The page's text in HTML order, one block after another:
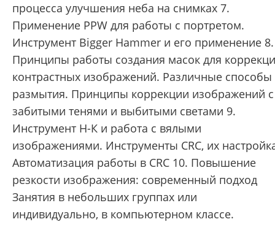
процесса улучшения неба на снимках 7.
Применение PPW для работы с портретом.
Инструмент Bigger Hammer и его применение 8.
Принципы работы создания масок для
контрастных изображений. Различные способы
размытия. Принципы коррекции изображений с
забитыми тенями и выбитыми светами 9.
Инструмент Н-К и работа с вялыми
изображениями. Инструменты CRC, их
Автоматизация работы в CRC 10. Повышение
резкости изображения: современный подход
Занятия в небольших группах или
индивидуально, в компьютерном классе.